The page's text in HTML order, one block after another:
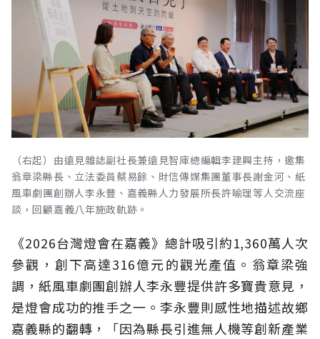
（右起）由遠見雜誌副社長兼遠見智庫總編輯李建興主持，邀集
翁章梁縣長、立法委員蔡易餘、財信傳媒集團董事長謝金河、紙
風車劇團創辦人李永豐、嘉義縣人力發展所長許喻理等人交流座
談，回顧嘉義八年施政軌跡。
《2026台灣燈會在嘉義》總計吸引約1,360萬人次
參觀，創下高達316億元的觀光產值。翁章梁強
調，紙風車劇團創辦人李永豐提供許多寶貴意見，
是燈會成功的推手之一。李永豐則感性地描述故鄉
嘉義縣的翻轉，「因為縣長引進無人機等創新產業